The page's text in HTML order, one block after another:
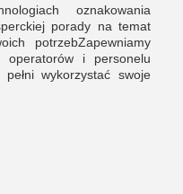
oznakowania
porady na temat
potrzebZapewniamy
operatorów i personelu
wykorzystać swoje